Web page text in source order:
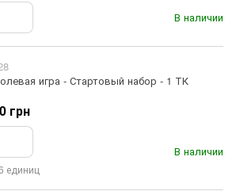
В наличии
игра - Стартовый набор - 1 ТК
В наличии
грн
единиц